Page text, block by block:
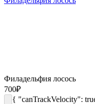
Филадельфия лосось
700₽
{ "canTrackVelocity":